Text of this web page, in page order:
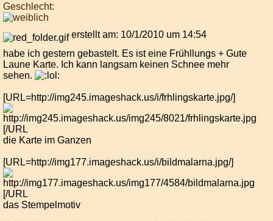
Geschlecht:
erstellt am: 10/1/2010 um 14:54
habe ich gestern gebastelt. Es ist eine Frühllungs + Gute
Laune Karte. Ich kann langsam keinen Schnee mehr
sehen.
[URL=http://img245.imageshack.us/i/frhlingskarte.jpg/]
[/URL
die Karte im Ganzen
[URL=http://img177.imageshack.us/i/bildmalarna.jpg/]
[/URL
das Stempelmotiv